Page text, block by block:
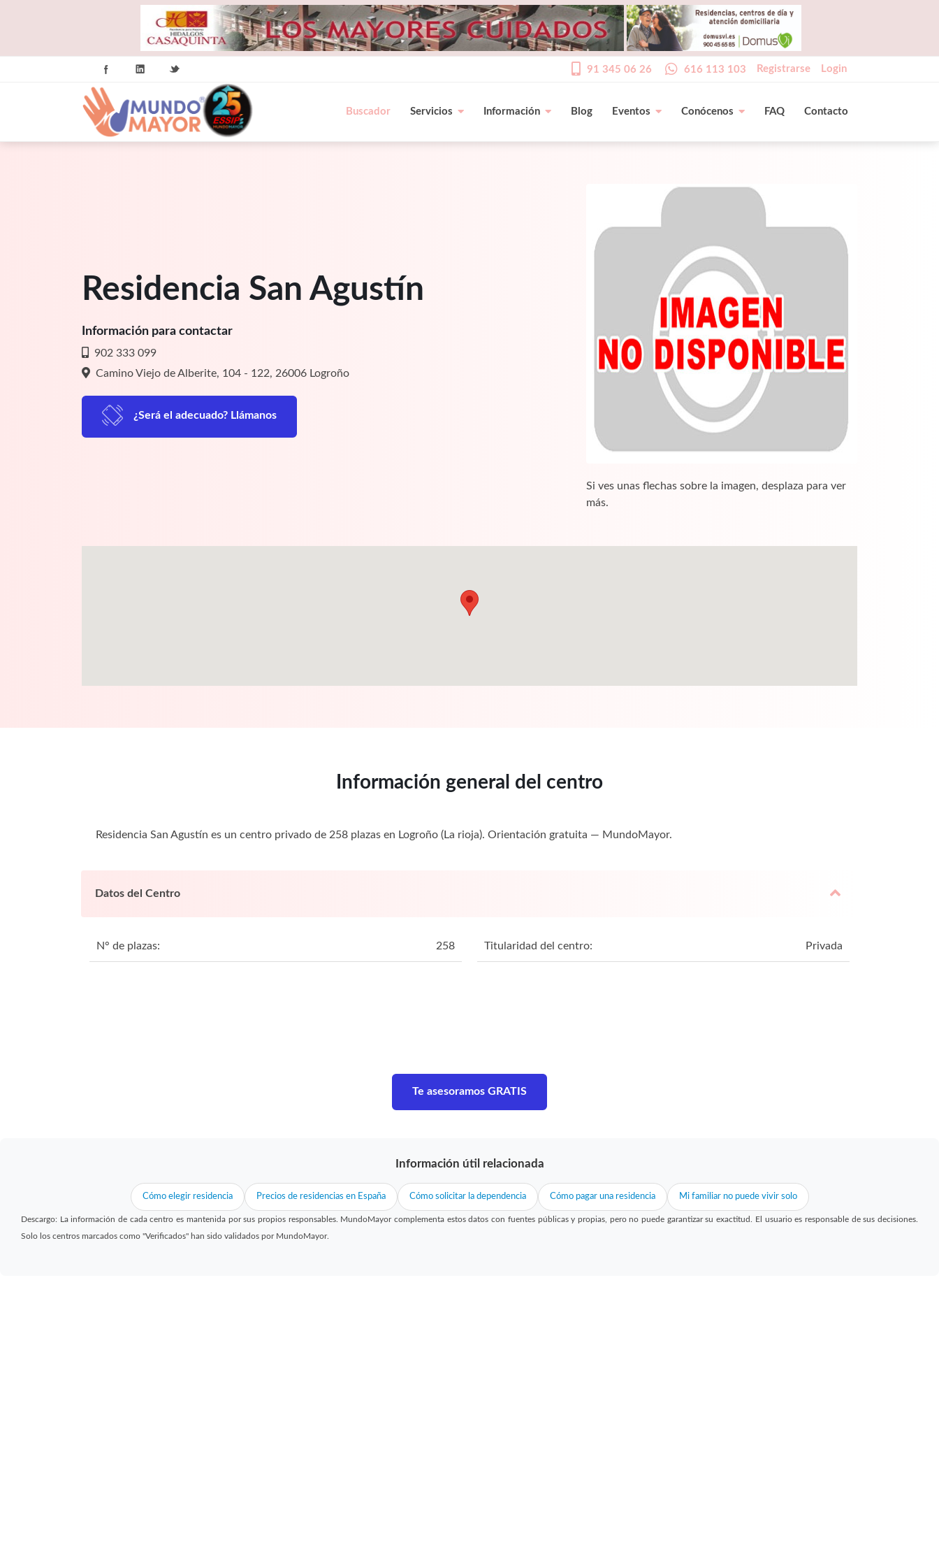
91 345 06 26 616 113 103 Registrarse Login
Buscador Servicios Información Blog Eventos Conócenos FAQ Contacto
Residencia San Agustín
Información para contactar
902 333 099
Camino Viejo de Alberite, 104 - 122, 26006 Logroño
¿Será el adecuado? Llámanos
Si ves unas flechas sobre la imagen, desplaza para ver
más.
Información general del centro
Residencia San Agustín es un centro privado de 258 plazas en Logroño (La rioja). Orientación gratuita — MundoMayor.
Datos del Centro
N° de plazas: 258 Titularidad del centro: Privada
Te asesoramos GRATIS
Información útil relacionada
Cómo elegir residencia Precios de residencias en España Cómo solicitar la dependencia Cómo pagar una residencia Mi familiar no puede vivir solo
Descargo: La información de cada centro es mantenida por sus propios responsables. MundoMayor complementa estos datos con fuentes públicas y propias, pero no puede garantizar su exactitud. El usuario es responsable de sus decisiones.
Solo los centros marcados como "Verificados" han sido validados por MundoMayor.